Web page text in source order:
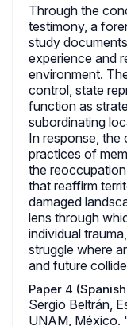
Through the
testimony, a
study
experience and
environment.
control, state
function as
subordinating
In response, the
practices of
the
that reaffirm
damaged
lens through
individual
struggle where
and future
Paper 4
Sergio Beltrán,
UNAM, México.